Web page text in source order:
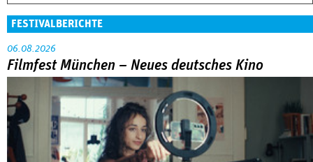
FESTIVALBERICHTE
06.08.2026
Filmfest München – Neues deutsches Kino